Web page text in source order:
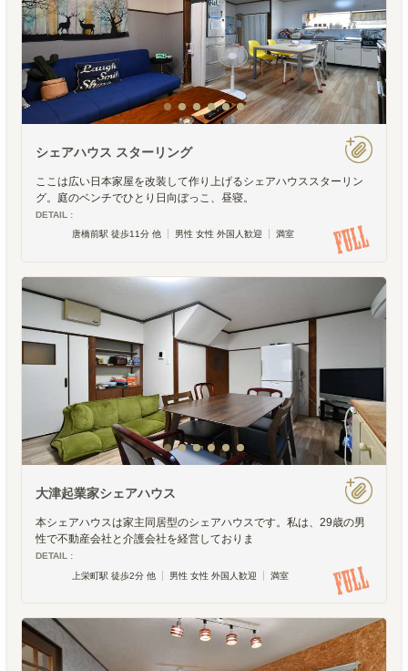
シェアハウス スターリング
ここは広い日本家屋を改装して作り上げるシェアハウススターリン
グ。庭のベンチでひとり日向ぼっこ、昼寝。
DETAIL :
唐橋前駅 徒歩11分 他
男性 女性 外国人歓迎 満室
大津起業家シェアハウス
本シェアハウスは家主同居型のシェアハウスです。私は、29歳の男
性で不動産会社と介護会社を経営しておりま
DETAIL :
上栄町駅 徒歩2分 他
男性 女性 外国人歓迎 満室